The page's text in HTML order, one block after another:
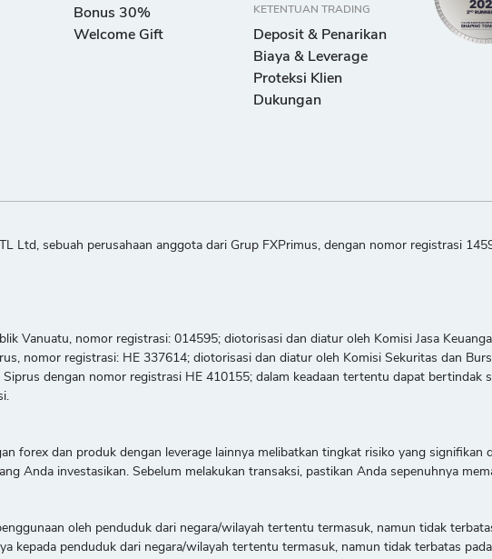
Bonus 30%
Welcome Gift
KETENTUAN TRADING
Deposit & Penarikan
Biaya & Leverage
Proteksi Klien
Dukungan
Ltd, sebuah perusahaan anggota dari Grup FXPrimus, dengan nomor registrasi
Vanuatu, nomor registrasi: 014595; diotorisasi dan diatur oleh Komisi Jasa
nomor registrasi: HE 337614; diotorisasi dan diatur oleh Komisi Sekuritas dan
dengan nomor registrasi HE 410155; dalam keadaan tertentu dapat bertindak
forex dan produk dengan leverage lainnya melibatkan tingkat risiko yang
Anda investasikan. Sebelum melakukan transaksi, pastikan Anda sepenuhnya
oleh penduduk dari negara/wilayah tertentu termasuk, namun tidak
kepada penduduk dari negara/wilayah tertentu termasuk, namun tidak terbatas